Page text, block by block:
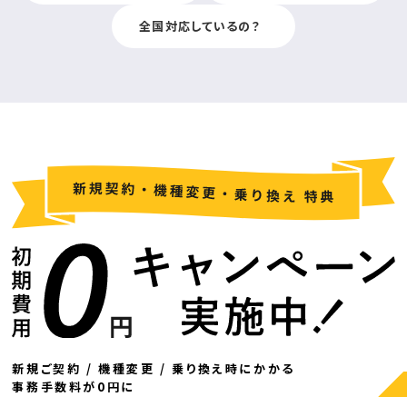
全国対応しているの？
新規ご契約 / 機種変更 / 乗り換え時にかかる
事務手数料が0円に